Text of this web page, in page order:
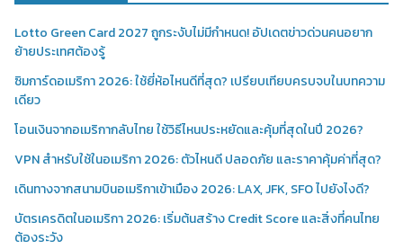
Lotto Green Card 2027 ถูกระงับไม่มีกำหนด! อัปเดตข่าวด่วนคนอยาก
ย้ายประเทศต้องรู้
ซิมการ์ดอเมริกา 2026: ใช้ยี่ห้อไหนดีที่สุด? เปรียบเทียบครบจบในบทความ
เดียว
โอนเงินจากอเมริกากลับไทย ใช้วิธีไหนประหยัดและคุ้มที่สุดในปี 2026?
VPN สำหรับใช้ในอเมริกา 2026: ตัวไหนดี ปลอดภัย และราคาคุ้มค่าที่สุด?
เดินทางจากสนามบินอเมริกาเข้าเมือง 2026: LAX, JFK, SFO ไปยังไงดี?
บัตรเครดิตในอเมริกา 2026: เริ่มต้นสร้าง Credit Score และสิ่งที่คนไทย
ต้องระวัง